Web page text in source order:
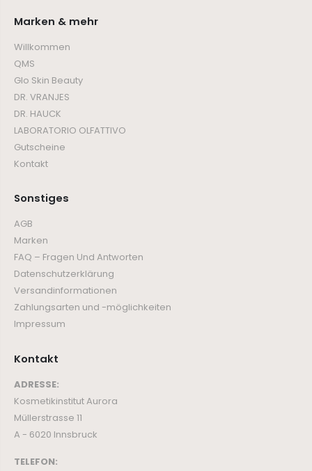
Marken & mehr
Willkommen
QMS
Glo Skin Beauty
DR. VRANJES
DR. HAUCK
LABORATORIO OLFATTIVO
Gutscheine
Kontakt
Sonstiges
AGB
Marken
FAQ – Fragen Und Antworten
Datenschutzerklärung
Versandinformationen
Zahlungsarten und -möglichkeiten
Impressum
Kontakt
ADRESSE:
Kosmetikinstitut Aurora
Müllerstrasse 11
A - 6020 Innsbruck
TELEFON: